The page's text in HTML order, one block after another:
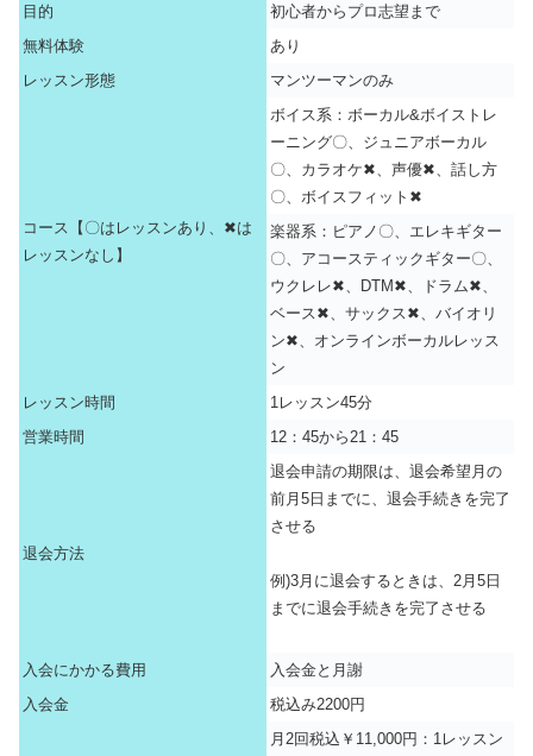
目的
初心者からプロ志望まで
無料体験
あり
レッスン形態
マンツーマンのみ
コース【〇はレッスンあり、✖は
レッスンなし】
ボイス系：ボーカル&ボイストレ
ーニング〇、ジュニアボーカル
〇、カラオケ✖、声優✖、話し方
〇、ボイスフィット✖
楽器系：ピアノ〇、エレキギター
〇、アコースティックギター〇、
ウクレレ✖、DTM✖、ドラム✖、
ベース✖、サックス✖、バイオリ
ン✖、オンラインボーカルレッス
ン
レッスン時間
1レッスン45分
営業時間
12：45から21：45
退会方法
退会申請の期限は、退会希望月の
前月5日までに、退会手続きを完了
させる
例)3月に退会するときは、2月5日
までに退会手続きを完了させる
入会にかかる費用
入会金と月謝
入会金
税込み2200円
月2回税込￥11,000円：1レッスン